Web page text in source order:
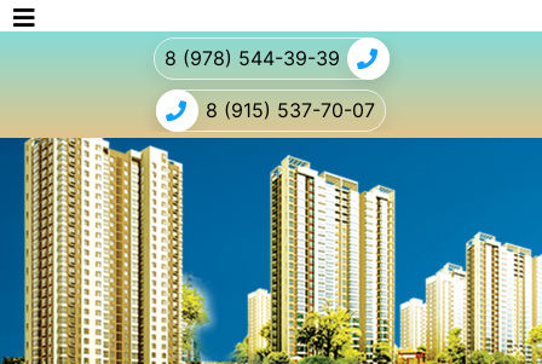
8 (978) 544-39-39
8 (915) 537-70-07